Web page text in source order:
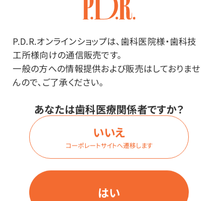
P.D.R.オンラインショップは、歯科医院様・歯科技
工所様向けの通信販売です。
一般の方への情報提供および販売はしておりませ
んので、ご了承ください。
あなたは歯科医療関係者ですか？
はい
いいえ
コーポレートサイトへ遷移します
刺激性接触皮膚炎と見分けが難しい。
●金属アレルギー
●漆（うるし）によるかぶれ
解決法
る。
オススメ商品はこちら
刺激性接触皮膚炎